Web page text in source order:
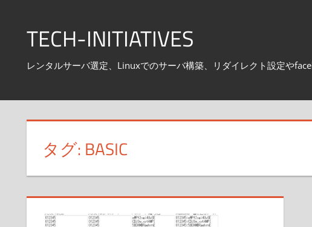
TECH-INITIATIVES
レンタルサーバ選定、Linuxでのサーバ構築、リダイレクト設定や
タグ: BASIC